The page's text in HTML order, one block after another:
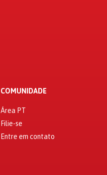
COMUNIDADE
Área PT
Filie-se
Entre em contato